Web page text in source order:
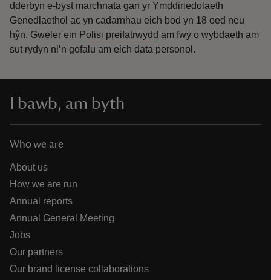
dderbyn e-byst marchnata gan yr Ymddiriedolaeth
Genedlaethol ac yn cadarnhau eich bod yn 18 oed neu
hŷn. Gweler ein Polisi preifatrwydd am fwy o wybdaeth am
sut rydyn ni’n gofalu am eich data personol.
I bawb, am byth
Who we are
About us
How we are run
Annual reports
Annual General Meeting
Jobs
Our partners
Our brand license collaborations